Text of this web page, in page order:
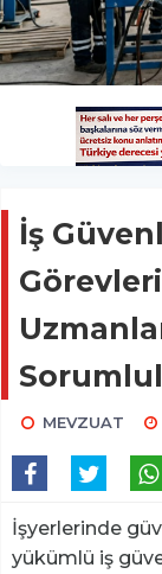
İş
MEVZUAT
İşyerlerinde
yükümlü iş